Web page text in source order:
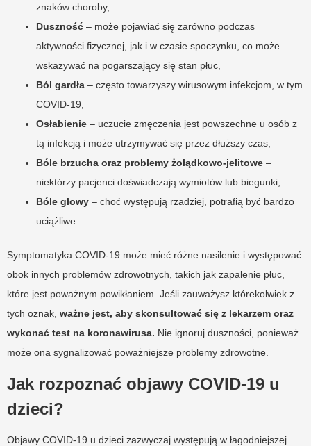
znaków choroby,
Duszność – może pojawiać się zarówno podczas
aktywności fizycznej, jak i w czasie spoczynku, co może
wskazywać na pogarszający się stan płuc,
Ból gardła – często towarzyszy wirusowym infekcjom, w tym
COVID-19,
Osłabienie – uczucie zmęczenia jest powszechne u osób z
tą infekcją i może utrzymywać się przez dłuższy czas,
Bóle brzucha oraz problemy żołądkowo-jelitowe –
niektórzy pacjenci doświadczają wymiotów lub biegunki,
Bóle głowy – choć występują rzadziej, potrafią być bardzo
uciążliwe.
Symptomatyka COVID-19 może mieć różne nasilenie i występować
obok innych problemów zdrowotnych, takich jak zapalenie płuc,
które jest poważnym powikłaniem. Jeśli zauważysz którekolwiek z
tych oznak, ważne jest, aby skonsultować się z lekarzem oraz
wykonać test na koronawirusa. Nie ignoruj duszności, ponieważ
może ona sygnalizować poważniejsze problemy zdrowotne.
Jak rozpoznać objawy COVID-19 u
dzieci?
Objawy COVID-19 u dzieci zazwyczaj występują w łagodniejszej